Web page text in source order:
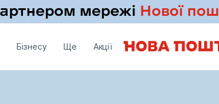
Бізнесу Ще Акції